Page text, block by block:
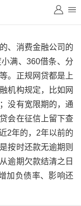
、消费金融公司的
满、360借条、分
。正规网贷都是上
机构规定，比如网
没有宽限期的，通
会在征信上留下查
2年的，2年以前的
按时还款无逾期则
逾期欠款结清之日
加负债率、影响还